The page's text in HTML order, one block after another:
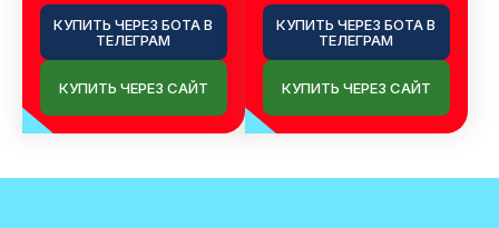
КУПИТЬ ЧЕРЕЗ БОТА В
ТЕЛЕГРАМ
КУПИТЬ ЧЕРЕЗ САЙТ
КУПИТЬ ЧЕРЕЗ БОТА В
ТЕЛЕГРАМ
КУПИТЬ ЧЕРЕЗ САЙТ